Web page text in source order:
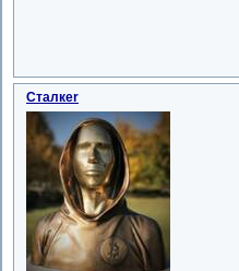
Сталкеr